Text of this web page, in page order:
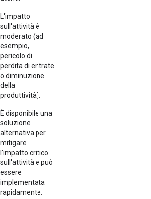
L'impatto
sull'attività è
moderato (ad
esempio,
pericolo di
perdita di entrate
o diminuzione
della
produttività).
È disponibile una
soluzione
alternativa per
mitigare
l'impatto critico
sull'attività e può
essere
implementata
rapidamente.